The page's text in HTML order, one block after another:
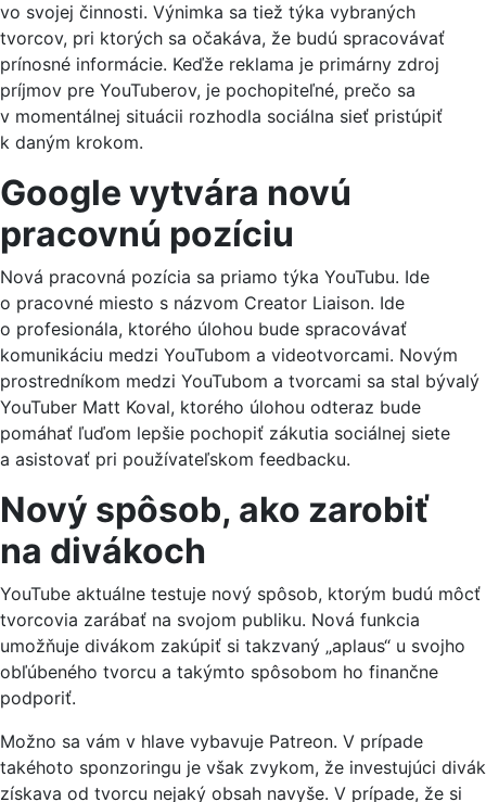
vo svojej činnosti. Výnimka sa tiež týka vybraných
tvorcov, pri ktorých sa očakáva, že budú spracovávať
prínosné informácie. Keďže reklama je primárny zdroj
príjmov pre YouTuberov, je pochopiteľné, prečo sa
v momentálnej situácii rozhodla sociálna sieť pristúpiť
k daným krokom.
Google vytvára novú
pracovnú pozíciu
Nová pracovná pozícia sa priamo týka YouTubu. Ide
o pracovné miesto s názvom Creator Liaison. Ide
o profesionála, ktorého úlohou bude spracovávať
komunikáciu medzi YouTubom a videotvorcami. Novým
prostredníkom medzi YouTubom a tvorcami sa stal bývalý
YouTuber Matt Koval, ktorého úlohou odteraz bude
pomáhať ľuďom lepšie pochopiť zákutia sociálnej siete
a asistovať pri používateľskom feedbacku.
Nový spôsob, ako zarobiť
na divákoch
YouTube aktuálne testuje nový spôsob, ktorým budú môcť
tvorcovia zarábať na svojom publiku. Nová funkcia
umožňuje divákom zakúpiť si takzvaný „aplaus“ u svojho
obľúbeného tvorcu a takýmto spôsobom ho finančne
podporiť.
Možno sa vám v hlave vybavuje Patreon. V prípade
takéhoto sponzoringu je však zvykom, že investujúci divák
získava od tvorcu nejaký obsah navyše. V prípade, že si